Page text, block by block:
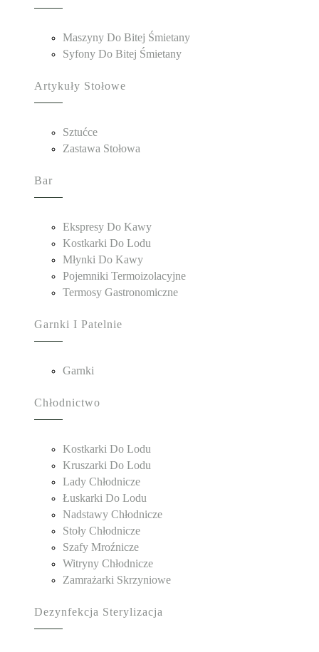
Maszyny Do Bitej Śmietany
Syfony Do Bitej Śmietany
Artykuły Stołowe
Sztućce
Zastawa Stołowa
Bar
Ekspresy Do Kawy
Kostkarki Do Lodu
Młynki Do Kawy
Pojemniki Termoizolacyjne
Termosy Gastronomiczne
Garnki I Patelnie
Garnki
Chłodnictwo
Kostkarki Do Lodu
Kruszarki Do Lodu
Lady Chłodnicze
Łuskarki Do Lodu
Nadstawy Chłodnicze
Stoły Chłodnicze
Szafy Mroźnicze
Witryny Chłodnicze
Zamrażarki Skrzyniowe
Dezynfekcja Sterylizacja